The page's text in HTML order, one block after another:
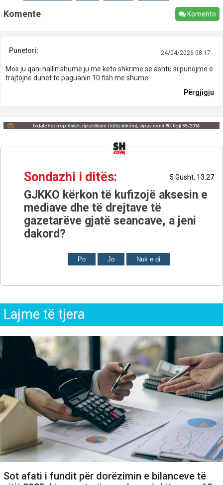
Komente Komento
Punetori: 24/04/2026 08:17
Mos ju qani hallin shume ju me keto shkrime se ashtu si punojme e
trajtojne duhet te paguanin 10 fish me shume
Përgjigju
Sondazhi i ditës: 5 Gusht, 13:27
GJKKO kërkon të kufizojë aksesin e
mediave dhe të drejtave të
gazetarëve gjatë seancave, a jeni
dakord?
Po Jo Nuk e di
Lajme të tjera
Sot afati i fundit për dorëzimin e bilanceve të